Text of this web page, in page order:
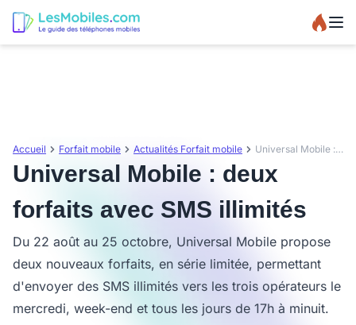
Accueil Forfait mobile Actualités Forfait mobile Universal Mobile : deux forfaits avec SMS illimités
Universal Mobile : deux
forfaits avec SMS illimités
Du 22 août au 25 octobre, Universal Mobile propose
deux nouveaux forfaits, en série limitée, permettant
d'envoyer des SMS illimités vers les trois opérateurs le
mercredi, week-end et tous les jours de 17h à minuit.